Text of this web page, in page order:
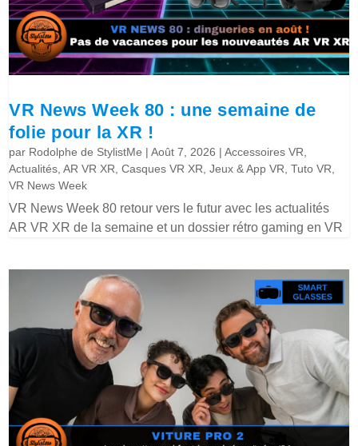
VR News Week 80 : une semaine de
folie pour la XR !
par Rodolphe de StylistMe |Août 7, 2026 |Accessoires VR
Actualités ,AR VR XR ,Casques VR XR ,Jeux & App VR ,Tuto VR
VR News Week
VR News Week 80 retour vers le futur avec les actualités
AR VR XR de la semaine et un dossier rétro gaming en VR